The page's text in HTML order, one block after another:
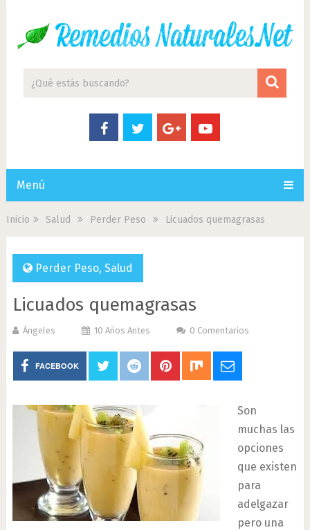
Menú
Inicio Salud Perder Peso Licuados quemagrasas
Perder Peso, Salud
Licuados quemagrasas
Ángeles 10 Años Antes 0 Comentarios
FACEBOOK
Son
muchas las
opciones
que existen
para
adelgazar
pero una